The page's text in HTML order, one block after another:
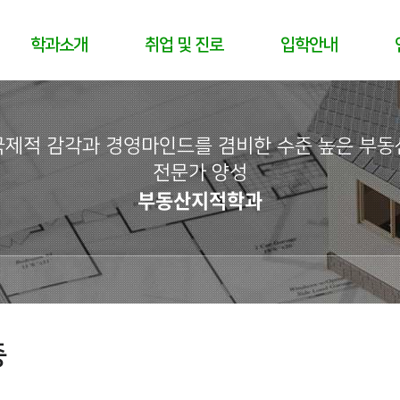
학과소개 취업 및 진로 입학안내
제적 감각과 경영마인드를 겸비한 수준 높은 부동
전문가 양성
부동산지적학과